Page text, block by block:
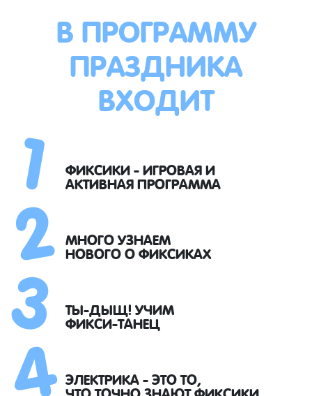
В ПРОГРАММУ
ПРАЗДНИКА
ВХОДИТ
ФИКСИКИ - ИГРОВАЯ И
АКТИВНАЯ ПРОГРАММА
МНОГО УЗНАЕМ
НОВОГО О ФИКСИКАХ
ТЫ-ДЫЩ! УЧИМ
ФИКСИ-ТАНЕЦ
ЭЛЕКТРИКА - ЭТО ТО,